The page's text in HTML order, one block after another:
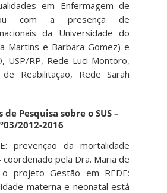
em Enfermagem de
com a presença de
da Universidade do
Martins e Barbara Gomez) e
USP/RP, Rede Luci Montoro,
Reabilitação, Rede Sarah
de Pesquisa sobre o SUS –
2012-2016
prevenção da mortalidade
pela Dra. Maria de
projeto Gestão em REDE:
materna e neonatal está